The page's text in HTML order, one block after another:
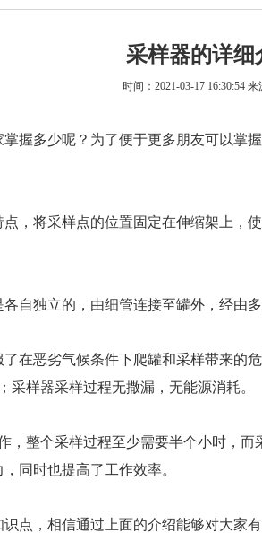
采样器的详细
时间：2021-03-17 16:30:54 来
握多少呢？为了便于更多朋友可以掌
，将采样点的位置固定在伸缩架上，
自独立的，由细管连接至罐外，经由
在恶劣气候条件下爬罐和采样带来的
采样器采样过程无撒漏，无能源消耗。
，整个采样过程至少需要半个小时，
同时也提高了工作效率。
点，相信通过上面的介绍能够对大家